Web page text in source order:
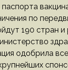
по
190 стран
одобрила